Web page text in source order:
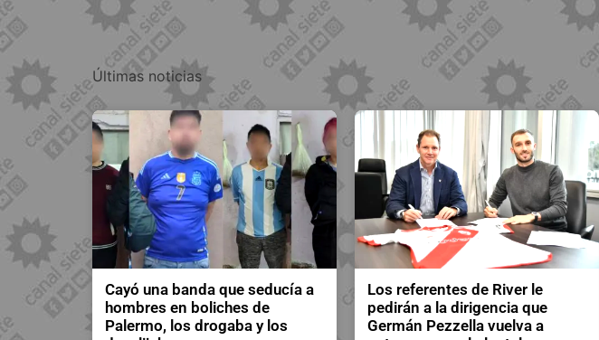
Últimas noticias
Cayó una banda que seducía a
hombres en boliches de
Palermo, los drogaba y los
Los referentes de River le
pedirán a la dirigencia que
Germán Pezzella vuelva a